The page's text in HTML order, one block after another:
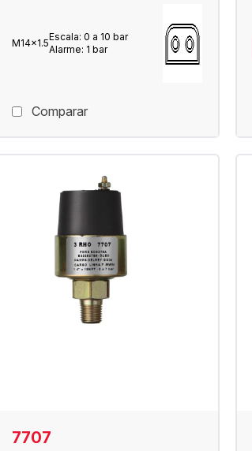
M14x1.5
Escala: 0 a 10 bar
Alarme: 1 bar
Comparar
7707